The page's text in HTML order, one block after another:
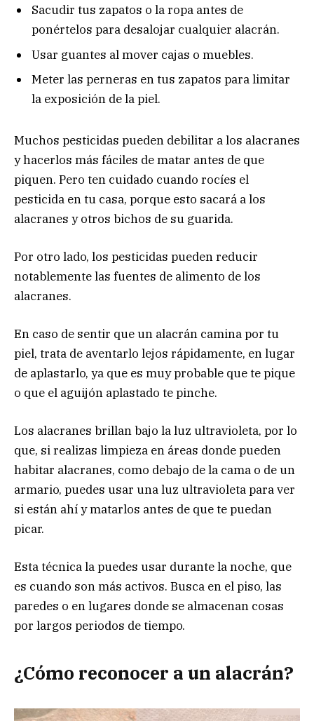
Sacudir tus zapatos o la ropa antes de
ponértelos para desalojar cualquier alacrán.
Usar guantes al mover cajas o muebles.
Meter las perneras en tus zapatos para limitar
la exposición de la piel.
Muchos pesticidas pueden debilitar a los alacranes
y hacerlos más fáciles de matar antes de que
piquen. Pero ten cuidado cuando rocíes el
pesticida en tu casa, porque esto sacará a los
alacranes y otros bichos de su guarida.
Por otro lado, los pesticidas pueden reducir
notablemente las fuentes de alimento de los
alacranes.
En caso de sentir que un alacrán camina por tu
piel, trata de aventarlo lejos rápidamente, en lugar
de aplastarlo, ya que es muy probable que te pique
o que el aguijón aplastado te pinche.
Los alacranes brillan bajo la luz ultravioleta, por lo
que, si realizas limpieza en áreas donde pueden
habitar alacranes, como debajo de la cama o de un
armario, puedes usar una luz ultravioleta para ver
si están ahí y matarlos antes de que te puedan
picar.
Esta técnica la puedes usar durante la noche, que
es cuando son más activos. Busca en el piso, las
paredes o en lugares donde se almacenan cosas
por largos periodos de tiempo.
¿Cómo reconocer a un alacrán?